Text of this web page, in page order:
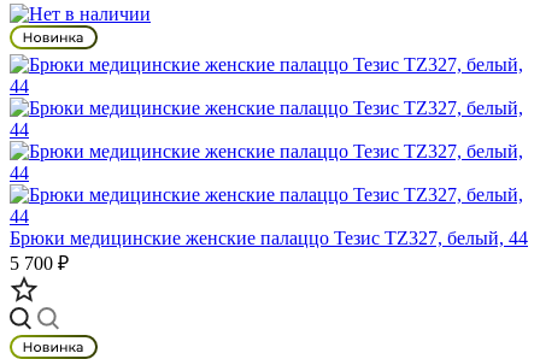
Брюки медицинские женские палаццо Тезис TZ327, белый, 44
5 700 ₽